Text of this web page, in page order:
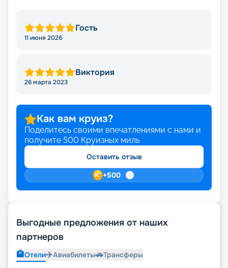
Гость
11 июня 2026
Виктория
26 марта 2023
Как вам круиз?
Поделитесь своими впечатлениями с нами и
получите 500 Круизных миль
Оставить отзыв
+500
Выгодные предложения от наших
партнеров
🏨Отели✈️Авиабилеты🚗Трансферы